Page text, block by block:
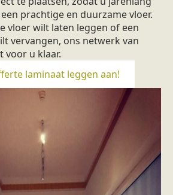
prachtige en duurzame vloer.
vloer wilt laten leggen of een
vervangen, ons netwerk van
voor u klaar.
laminaat leggen aan!